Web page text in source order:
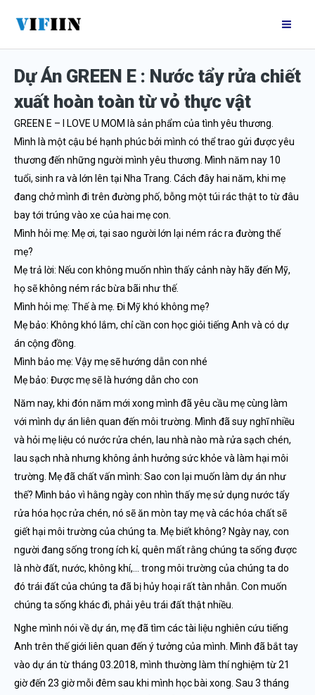
nội
dungDự Án GREEN E : Nước tẩy rửa chiết
xuất hoàn toàn từ vỏ thực vật
GREEN E – I LOVE U MOM là sản phẩm của tình yêu thương.
Mình là một cậu bé hạnh phúc bởi mình có thể trao gửi được yêu
thương đến những người mình yêu thương. Mình năm nay 10
tuổi, sinh ra và lớn lên tại Nha Trang. Cách đây hai năm, khi mẹ
đang chở mình đi trên đường phố, bỗng một túi rác thật to từ đâu
bay tới trúng vào xe của hai mẹ con.
Mình hỏi mẹ: Mẹ ơi, tại sao người lớn lại ném rác ra đường thế
mẹ?
Mẹ trả lời: Nếu con không muốn nhìn thấy cảnh này hãy đến Mỹ,
họ sẽ không ném rác bừa bãi như thế.
Mình hỏi mẹ: Thế à mẹ. Đi Mỹ khó không mẹ?
Mẹ bảo: Không khó lắm, chỉ cần con học giỏi tiếng Anh và có dự
án cộng đồng.
Mình bảo mẹ: Vậy mẹ sẽ hướng dẫn con nhé
Mẹ bảo: Được mẹ sẽ là hướng dẫn cho con
Năm nay, khi đón năm mới xong mình đã yêu cầu mẹ cùng làm
với mình dự án liên quan đến môi trường. Mình đã suy nghĩ nhiều
và hỏi mẹ liệu có nước rửa chén, lau nhà nào mà rửa sạch chén,
lau sạch nhà nhưng không ảnh hưởng sức khỏe và làm hại môi
trường. Mẹ đã chất vấn mình: Sao con lại muốn làm dự án như
thế? Mình bảo vì hằng ngày con nhìn thấy mẹ sử dụng nước tẩy
rửa hóa học rửa chén, nó sẽ ăn mòn tay mẹ và các hóa chất sẽ
giết hại môi trường của chúng ta. Mẹ biết không? Ngày nay, con
người đang sống trong ích kỉ, quên mất rằng chúng ta sống được
là nhờ đất, nước, không khí,… trong môi trường của chúng ta do
đó trái đất của chúng ta đã bị hủy hoại rất tàn nhẫn. Con muốn
chúng ta sống khác đi, phải yêu trái đất thật nhiều.
Nghe mình nói về dự án, mẹ đã tìm các tài liệu nghiên cứu tiếng
Anh trên thế giới liên quan đến ý tưởng của mình. Mình đã bắt tay
vào dự án từ tháng 03.2018, mình thường làm thí nghiệm từ 21
giờ đến 23 giờ mỗi đêm sau khi mình học bài xong. Sau 3 tháng